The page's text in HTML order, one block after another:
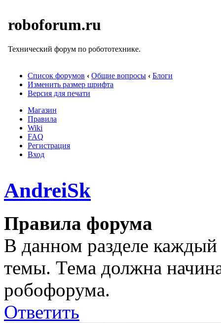
roboforum.ru
Технический форум по робототехнике.
Список форумов ‹ Общие вопросы ‹ Блоги
Изменить размер шрифта
Версия для печати
Магазин
Правила
Wiki
FAQ
Регистрация
Вход
AndreiSk
Правила форума
В данном разделе
темы. Тема должна
робофорума.
Ответить